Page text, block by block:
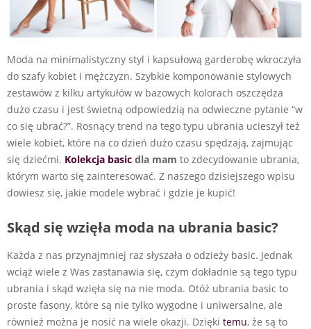
Moda na minimalistyczny styl i kapsułową garderobę wkroczyła
do szafy kobiet i mężczyzn. Szybkie komponowanie stylowych
zestawów z kilku artykułów w bazowych kolorach oszczędza
dużo czasu i jest świetną odpowiedzią na odwieczne pytanie “w
co się ubrać?”. Rosnący trend na tego typu ubrania ucieszył też
wiele kobiet, które na co dzień dużo czasu spędzają, zajmując
się dziećmi. Kolekcja basic dla mam to zdecydowanie ubrania,
którym warto się zainteresować. Z naszego dzisiejszego wpisu
dowiesz się, jakie modele wybrać i gdzie je kupić!
Skąd się wzięła moda na ubrania basic?
Każda z nas przynajmniej raz słyszała o odzieży basic. Jednak
wciąż wiele z Was zastanawia się, czym dokładnie są tego typu
ubrania i skąd wzięła się na nie moda. Otóż ubrania basic to
proste fasony, które są nie tylko wygodne i uniwersalne, ale
również można je nosić na wiele okazji. Dzięki temu, że są to